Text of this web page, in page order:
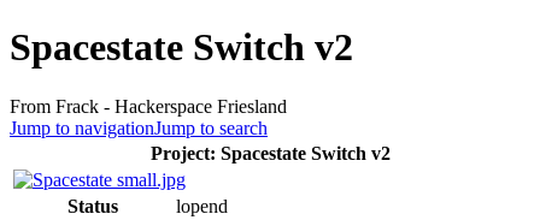
Spacestate Switch v2
From Frack - Hackerspace Friesland
Jump to navigationJump to search
Project: Spacestate Switch v2
Status lopend